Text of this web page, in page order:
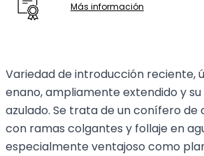
Más información
Variedad de introducción reciente,
enano, ampliamente extendido y
azulado. Se trata de un conífero
con ramas colgantes y follaje en
especialmente ventajoso como